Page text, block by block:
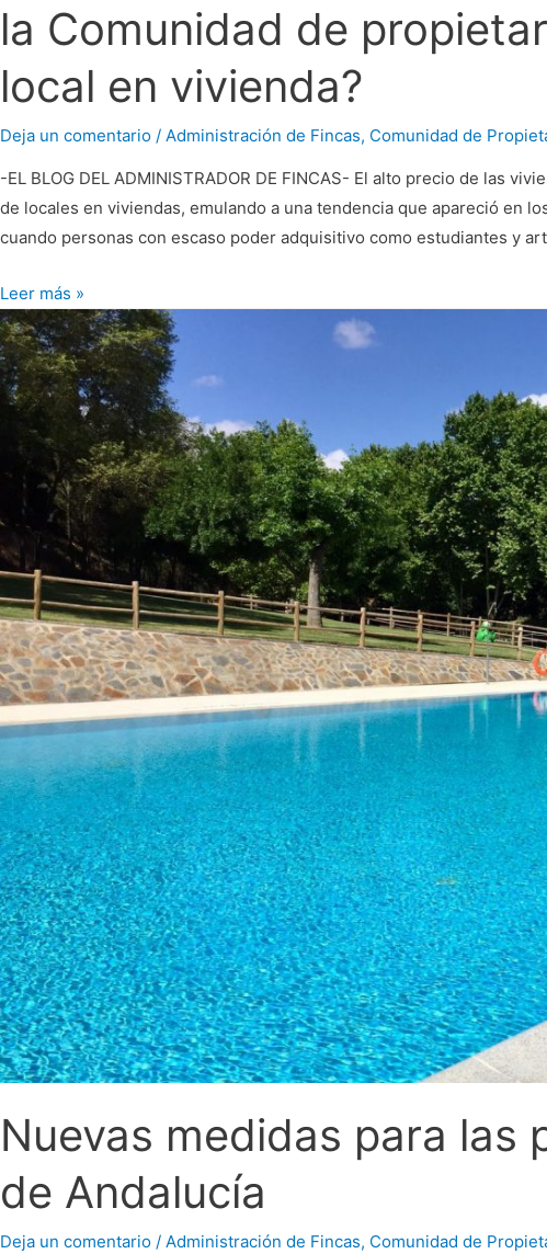
la Comunidad de
local en vivienda?
Deja un comentario / Administración de Fincas, Comunidad de
-EL BLOG DEL ADMINISTRADOR DE FINCAS- El alto precio de las
de locales en viviendas, emulando a una tendencia que apareció en
cuando personas con escaso poder adquisitivo como estudiantes y
Leer más »
Nuevas medidas para las
de Andalucía
Deja un comentario / Administración de Fincas, Comunidad de